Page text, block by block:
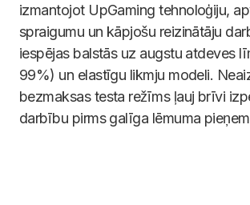
izmantojot UpGaming tehnoloģiju,
spraigumu un kāpjošu reizinātāju
iespējas balstās uz augstu atdeves
99%) un elastīgu likmju modeli.
bezmaksas testa režīms ļauj brīvi
darbību pirms galīga lēmuma